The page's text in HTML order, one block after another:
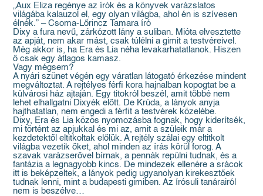
„Aux Eliza regénye az írók és a könyvek varázslatos
világába kalauzol el, egy olyan világba, ahol én is szívesen
élnék.” – Csoma-Lőrincz Tamara író
Dixy a fura nevű, zárkózott lány a suliban. Mióta elvesztette
az apját, nem akar mást, csak túlélni a gimit a testvéreivel.
Még akkor is, ha Era és Lia néha levakarhatatlanok. Hiszen
ő csak egy átlagos kamasz.
Vagy mégsem?
A nyári szünet végén egy váratlan látogató érkezése mindent
megváltoztat. A rejtélyes férfi kora hajnalban kopogtat be a
külvárosi ház ajtaján. Egy titokról beszél, amit többé nem
lehet elhallgatni Dixyék előtt. De Krúda, a lányok anyja
hajthatatlan, nem engedi a férfit a testvérek közelébe.
Dixy, Era és Lia közös nyomozásba fognak, hogy kiderítsék,
mi történt az apjukkal és mi az, amit a szüleik már a
kezdetektől eltitkoltak előlük. A rejtély szálai egy eltitkolt
világba vezetik őket, ahol minden az írás körül forog. A
szavak varázserővel bírnak, a pennák repülni tudnak, és a
fantázia a legnagyobb kincs. De mindezek ellenére a srácok
itt is beképzeltek, a lányok pedig ugyanolyan kirekesztőek
tudnak lenni, mint a budapesti gimiben. Az írósuli tanárairól
nem is beszélve…